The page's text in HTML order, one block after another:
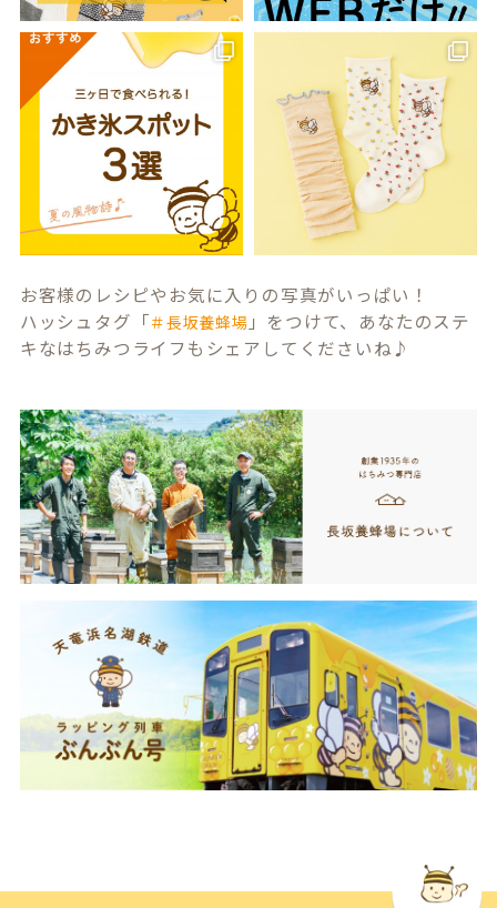
お客様のレシピやお気に入りの写真がいっぱい！
ハッシュタグ「＃長坂養蜂場 」をつけて、あなたのステ
キなはちみつライフもシェアしてくださいね♪